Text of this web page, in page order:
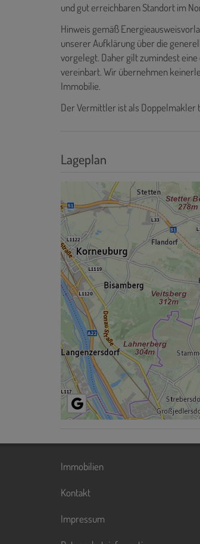
und gut erreichbaren Standort im
Hinweis gemäß
unserer Aufklärung über die
vorgelegt. Daher gilt zumindest
vereinbart. Wir übernehmen
Immobilie.
Der Vermittler ist als Doppelmakler
Lageplan
Immobilien
Kontakt
Impressum